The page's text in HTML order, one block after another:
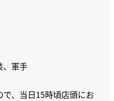
、軍手
、当日15時頃店頭にお